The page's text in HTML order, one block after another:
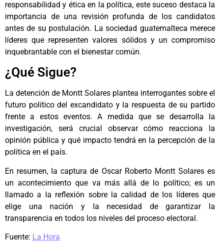
responsabilidad y ética en la política, este suceso destaca la
importancia de una revisión profunda de los candidatos
antes de su postulación. La sociedad guatemalteca merece
líderes que representen valores sólidos y un compromiso
inquebrantable con el bienestar común.
¿Qué Sigue?
La detención de Montt Solares plantea interrogantes sobre el
futuro político del excandidato y la respuesta de su partido
frente a estos eventos. A medida que se desarrolla la
investigación, será crucial observar cómo reacciona la
opinión pública y qué impacto tendrá en la percepción de la
política en el país.
En resumen, la captura de Oscar Roberto Montt Solares es
un acontecimiento que va más allá de lo político; es un
llamado a la reflexión sobre la calidad de los líderes que
elige una nación y la necesidad de garantizar la
transparencia en todos los niveles del proceso electoral.
Fuente: La Hora